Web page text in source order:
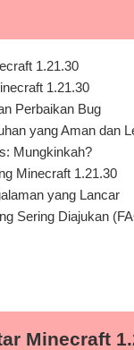
1.21.30
1.21.30
Perbaikan Bug
yang Aman dan
Mungkinkah?
Minecraft 1.21.30
yang Lancar
Sering Diajukan
Minecraft